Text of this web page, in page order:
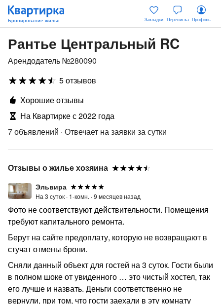
Закладки Переписка Профиль
Рантье Центральный RC
Арендодатель №280090
5 отзывов
Хорошие отзывы
На Квартирке с 2022 года
7 объявлений · Отвечает на заявки за сутки
Отзывы о жилье хозяина
Эльвира
На 3 суток · 1-комн. ·9 месяцев назад
Фото не соответствуют действительности. Помещения
требуют капитального ремонта.
Берут на сайте предоплату, которую не возвращают в
стучат отмены брони.
Сняли данный объект для гостей на 3 суток. Гости были
в полном шоке от увиденного … это чистый хостел, так
его лучше и назвать. Деньги соответственно не
вернули, при том, что гости заехали в эту комнату